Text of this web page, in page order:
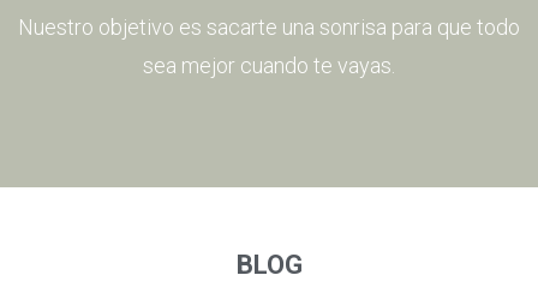
Nuestro objetivo es sacarte una sonrisa para que todo
sea mejor cuando te vayas.
BLOG